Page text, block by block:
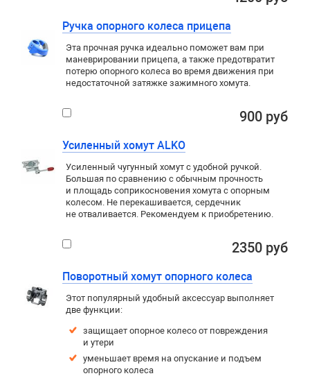
Ручка опорного колеса прицепа
Эта прочная ручка идеально поможет вам при
маневрировании прицепа, а также предотвратит
потерю опорного колеса во время движения при
недостаточной затяжке зажимного хомута.
900 руб
Усиленный хомут ALKO
Усиленный чугунный хомут с удобной ручкой.
Большая по сравнению с обычным прочность
и площадь соприкосновения хомута с опорным
колесом. Не перекашивается, сердечник
не отваливается. Рекомендуем к приобретению.
2350 руб
Поворотный хомут опорного колеса
Этот популярный удобный аксессуар выполняет
две функции:
защищает опорное колесо от повреждения
и утери
уменьшает время на опускание и подъем
опорного колеса